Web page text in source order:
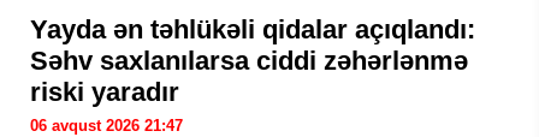
Yayda ən təhlükəli qidalar açıqlandı:
Səhv saxlanılarsa ciddi zəhərlənmə
riski yaradır
06 avqust 2026 21:47